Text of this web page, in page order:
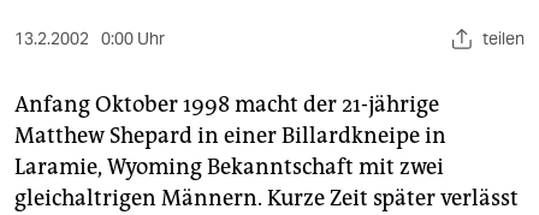
gesellschaft
sport
berlin
13.2.2002 0:00 Uhr teilen
Anfang Oktober 1998 macht der 21-jährige
Matthew Shepard in einer Billardkneipe in
Laramie, Wyoming Bekanntschaft mit zwei
gleichaltrigen Männern. Kurze Zeit später verlässt